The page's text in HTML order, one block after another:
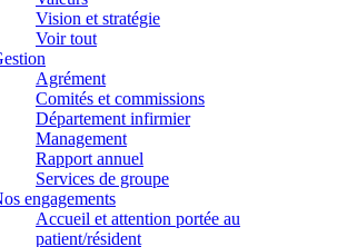
Vision et stratégie
Voir tout
Agrément
Comités et commissions
Département infirmier
Management
Rapport annuel
Services de groupe
engagements
Accueil et attention portée au
patient/résident